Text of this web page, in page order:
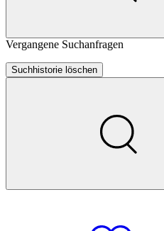
Vergangene Suchanfragen
Suchhistorie löschen